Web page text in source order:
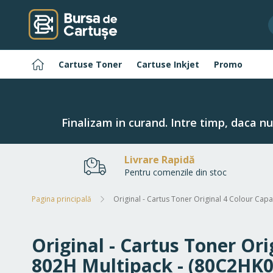
Navigați
la
Conținut
PaginaCartuse Toner Cartuse Inkjet Promo
Finalizam in curand. Intre timp, daca
Livrare Rapidă
Pentru comenzile din stoc
Pagina principală Original - Cartus Toner Original 4 Colour
Original - Cartus Toner
802H Multipack -